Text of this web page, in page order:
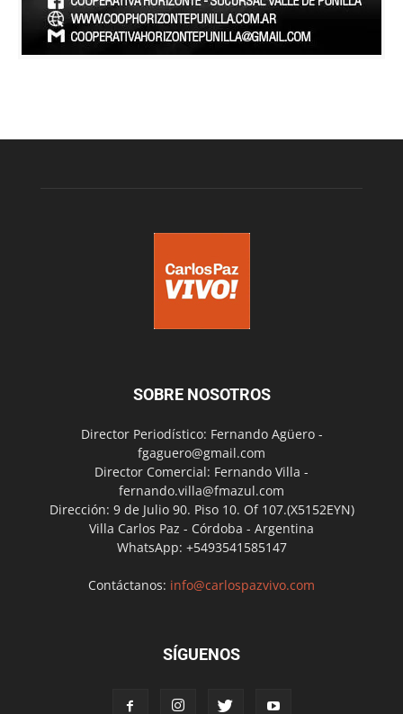
SOBRE NOSOTROS
Director Periodístico: Fernando Agüero -
fgaguero@gmail.com
Director Comercial: Fernando Villa -
fernando.villa@fmazul.com
Dirección: 9 de Julio 90. Piso 10. Of 107.(X5152EYN)
Villa Carlos Paz - Córdoba - Argentina
WhatsApp: +5493541585147
Contáctanos: info@carlospazvivo.com
SÍGUENOS